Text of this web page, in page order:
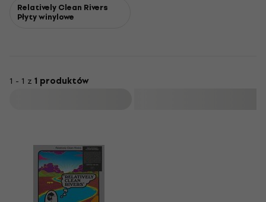
Relatively Clean Rivers
Płyty winylowe
1 - 1 z 1 produktów